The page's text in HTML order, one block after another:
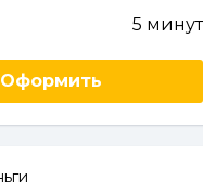
5 минут
Оформить